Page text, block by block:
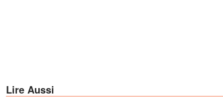
Lire Aussi